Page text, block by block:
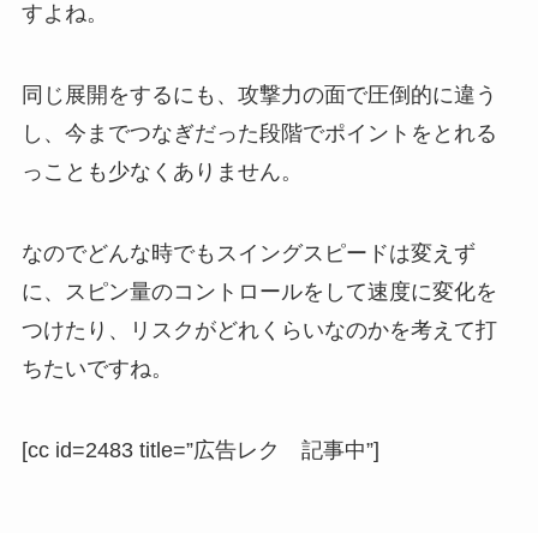
すよね。
同じ展開をするにも、攻撃力の面で圧倒的に違う
し、今までつなぎだった段階でポイントをとれる
っことも少なくありません。
なのでどんな時でもスイングスピードは変えず
に、スピン量のコントロールをして速度に変化を
つけたり、リスクがどれくらいなのかを考えて打
ちたいですね。
[cc id=2483 title=”広告レク 記事中”]